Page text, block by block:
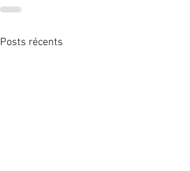
Posts récents